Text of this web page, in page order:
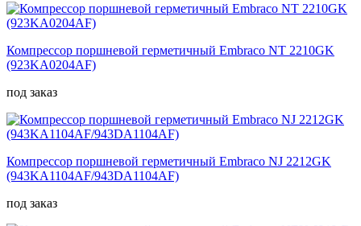
Компрессор поршневой герметичный Embraco NT 2210GK
(923KA0204AF)
под заказ
Компрессор поршневой герметичный Embraco NJ 2212GK
(943KA1104AF/943DA1104AF)
под заказ